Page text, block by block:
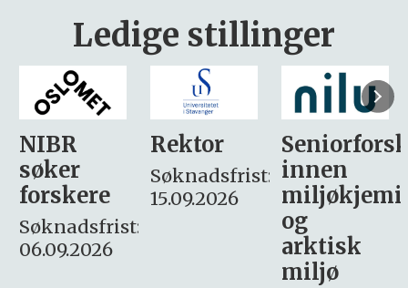
Ledige stillinger
Rektor
Søknadsfrist:
15.09.2026
Seniorforsker
innen
miljøkjemi
søker
– fast
Søknadsfrist:
16. august.